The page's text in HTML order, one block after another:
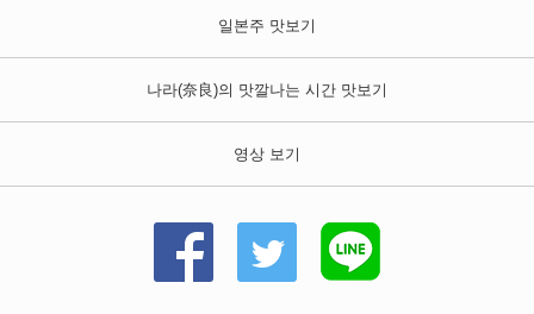
일본주 맛보기
나라(奈良)의 맛깔나는 시간 맛보기
영상 보기